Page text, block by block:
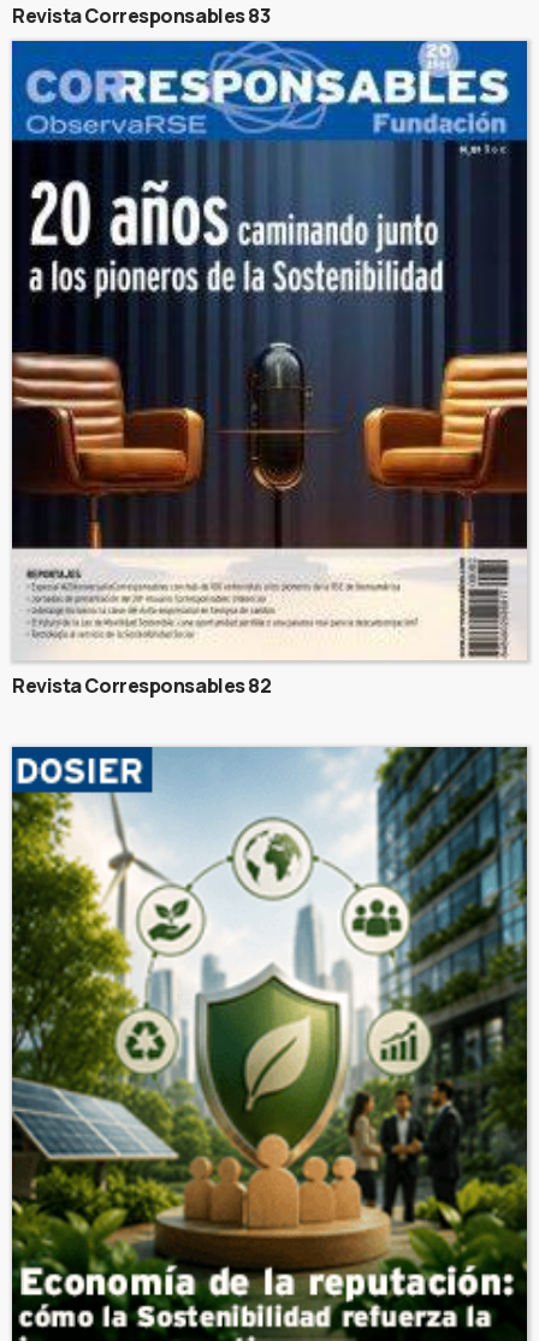
Revista Corresponsables 83
Revista Corresponsables 82